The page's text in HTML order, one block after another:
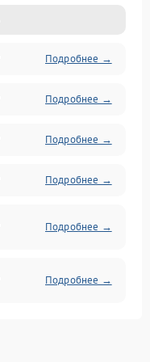
Подробнее →
Подробнее →
Подробнее →
Подробнее →
Подробнее →
Подробнее →